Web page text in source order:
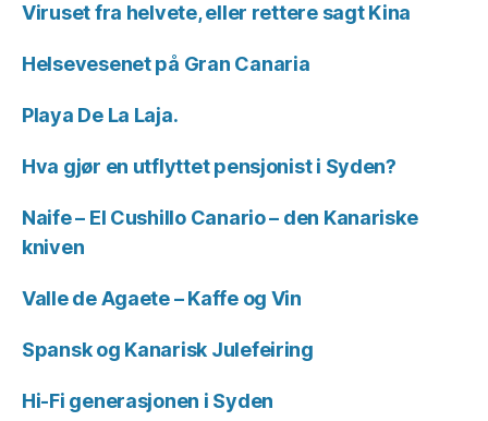
Viruset fra helvete, eller rettere sagt Kina
Helsevesenet på Gran Canaria
Playa De La Laja.
Hva gjør en utflyttet pensjonist i Syden?
Naife – El Cushillo Canario – den Kanariske
kniven
Valle de Agaete – Kaffe og Vin
Spansk og Kanarisk Julefeiring
Hi-Fi generasjonen i Syden